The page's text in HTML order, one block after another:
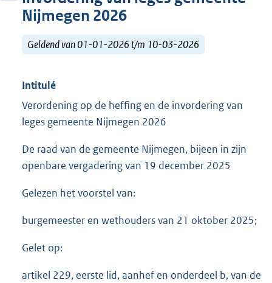
Nijmegen 2026
Geldend van 01-01-2026 t/m 10-03-2026
Intitulé
Verordening op de heffing en de invordering van
leges gemeente Nijmegen 2026
De raad van de gemeente Nijmegen, bijeen in zijn
openbare vergadering van 19 december 2025
Gelezen het voorstel van:
burgemeester en wethouders van 21 oktober 2025;
Gelet op:
artikel 229, eerste lid, aanhef en onderdeel b, van de